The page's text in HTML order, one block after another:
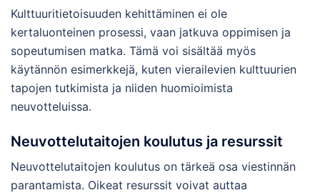
Kulttuuritietoisuuden kehittäminen ei ole
kertaluonteinen prosessi, vaan jatkuva oppimisen ja
sopeutumisen matka. Tämä voi sisältää myös
käytännön esimerkkejä, kuten vierailevien kulttuurien
tapojen tutkimista ja niiden huomioimista
neuvotteluissa.
Neuvottelutaitojen koulutus ja resurssit
Neuvottelutaitojen koulutus on tärkeä osa viestinnän
parantamista. Oikeat resurssit voivat auttaa